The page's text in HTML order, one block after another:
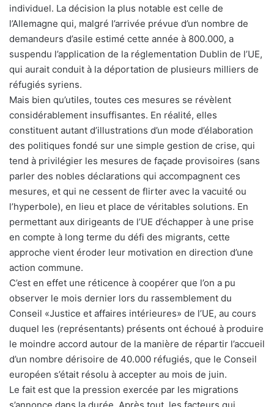
individuel. La décision la plus notable est celle de
l’Allemagne qui, malgré l’arrivée prévue d’un nombre de
demandeurs d’asile estimé cette année à 800.000, a
suspendu l’application de la réglementation Dublin de l’UE,
qui aurait conduit à la déportation de plusieurs milliers de
réfugiés syriens.
Mais bien qu’utiles, toutes ces mesures se révèlent
considérablement insuffisantes. En réalité, elles
constituent autant d’illustrations d’un mode d’élaboration
des politiques fondé sur une simple gestion de crise, qui
tend à privilégier les mesures de façade provisoires (sans
parler des nobles déclarations qui accompagnent ces
mesures, et qui ne cessent de flirter avec la vacuité ou
l’hyperbole), en lieu et place de véritables solutions. En
permettant aux dirigeants de l’UE d’échapper à une prise
en compte à long terme du défi des migrants, cette
approche vient éroder leur motivation en direction d’une
action commune.
C’est en effet une réticence à coopérer que l’on a pu
observer le mois dernier lors du rassemblement du
Conseil «Justice et affaires intérieures» de l’UE, au cours
duquel les (représentants) présents ont échoué à produire
le moindre accord autour de la manière de répartir l’accueil
d’un nombre dérisoire de 40.000 réfugiés, que le Conseil
européen s’était résolu à accepter au mois de juin.
Le fait est que la pression exercée par les migrations